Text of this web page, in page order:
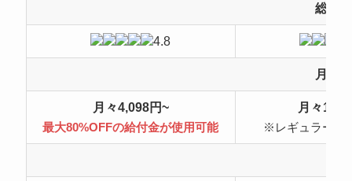
総合
4.8
月額
月々4,098円~
最大80%OFFの給付金が使用可能
月々
※レギュラープ